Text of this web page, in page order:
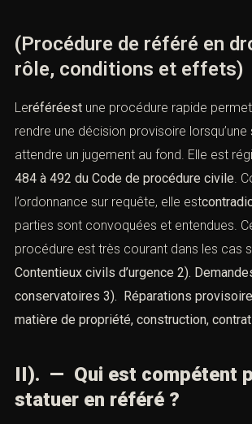
(Procédure de référé en
rôle, conditions et effets)
Leréféréest une procédure rapide
rendre une décision provisoire
attendre un jugement au fond. Elle est
484 à 492 du Code de procédure civile.
l’ordonnance sur requête, elle est
parties sont convoquées et entendues.
procédure est très courant dans les cas
Contentieux civils d’urgence 2).
conservatoires 3). Réparations
matière de propriété, construction,
II). — Qui est compétent
statuer en référé ?